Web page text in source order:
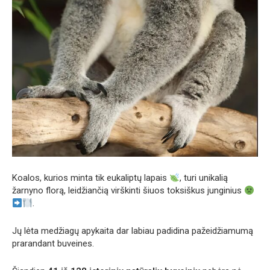
Koalos, kurios minta tik eukaliptų lapais
, turi unikalią
žarnyno florą, leidžiančią virškinti šiuos toksiškus junginius
.
Jų lėta medžiagų apykaita dar labiau padidina pažeidžiamumą
prarandant buveines.